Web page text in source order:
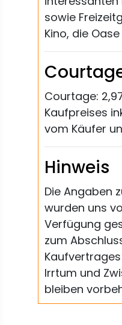
sowie
Kino, die
Courtage:
Kaufpreises
vom Käufer
Hinweis
Die Angaben
wurden uns
Verfügung
zum
Irrtum und
bleiben